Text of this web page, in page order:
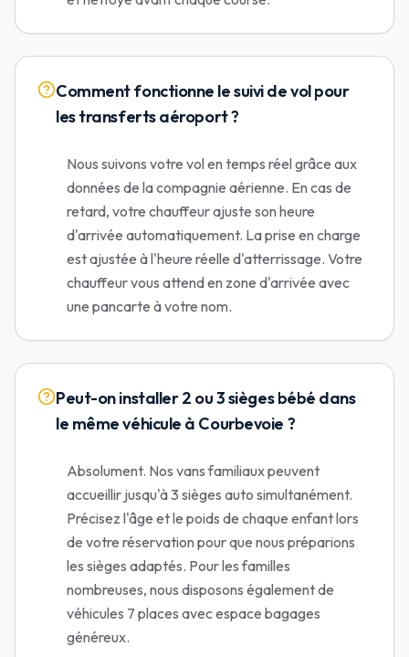
Comment fonctionne le suivi de vol pour
les transferts aéroport ?
Nous suivons votre vol en temps réel grâce aux
données de la compagnie aérienne. En cas de
retard, votre chauffeur ajuste son heure
d'arrivée automatiquement. La prise en charge
est ajustée à l'heure réelle d'atterrissage. Votre
chauffeur vous attend en zone d'arrivée avec
une pancarte à votre nom.
Peut-on installer 2 ou 3 sièges bébé dans
le même véhicule à Courbevoie ?
Absolument. Nos vans familiaux peuvent
accueillir jusqu'à 3 sièges auto simultanément.
Précisez l'âge et le poids de chaque enfant lors
de votre réservation pour que nous préparions
les sièges adaptés. Pour les familles
nombreuses, nous disposons également de
véhicules 7 places avec espace bagages
généreux.